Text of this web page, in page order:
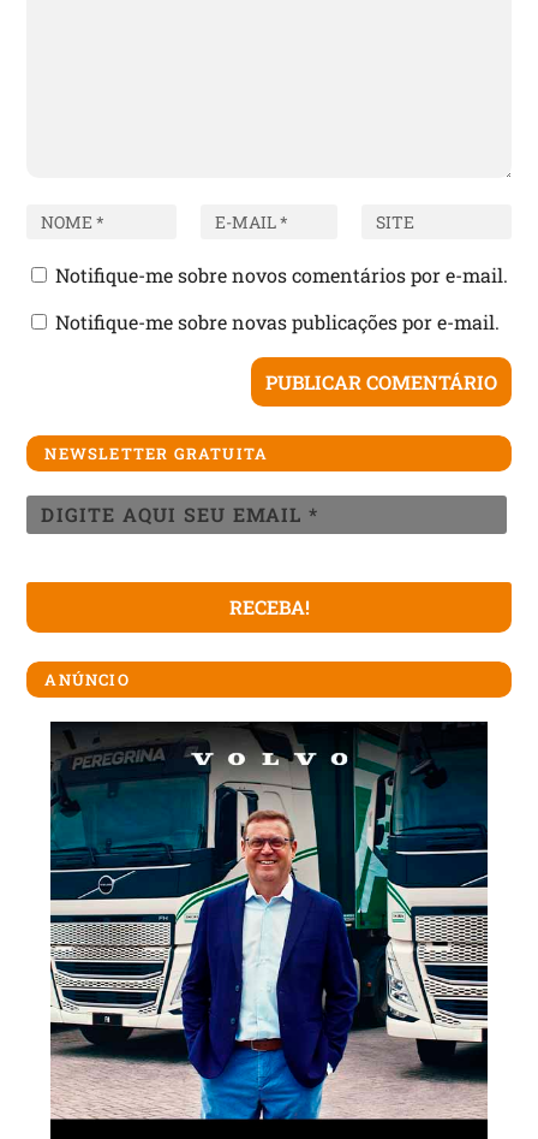
Notifique-me sobre novos comentários por e-mail.
Notifique-me sobre novas publicações por e-mail.
NEWSLETTER GRATUITA
ANÚNCIO